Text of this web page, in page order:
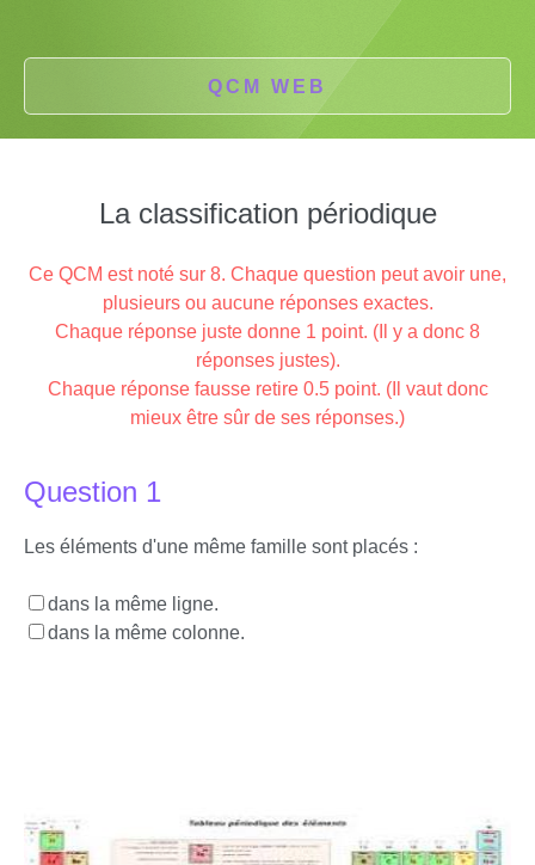
QCM WEB
La classification périodique
Ce QCM est noté sur 8. Chaque question peut avoir une,
plusieurs ou aucune réponses exactes.
Chaque réponse juste donne 1 point. (Il y a donc 8
réponses justes).
Chaque réponse fausse retire 0.5 point. (Il vaut donc
mieux être sûr de ses réponses.)
Question 1
Les éléments d'une même famille sont placés :
dans la même ligne.
dans la même colonne.